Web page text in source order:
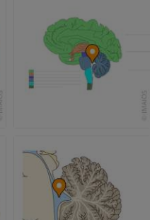
RMN della caviglia e del
retropiede
PREMIUM
PREMIUM
CTA dell’arto inferiore
PREMIUM